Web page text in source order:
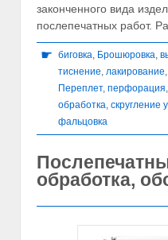
законченного вида
послепечатных работ.
☛ биговка, Брошюровка,
тиснение, лакирование,
Переплет, перфорация,
обработка, скругление
фальцовка
обработка,